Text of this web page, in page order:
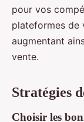
pour vos
plateformes de
augmentant
vente.
Stratégies
Choisir les